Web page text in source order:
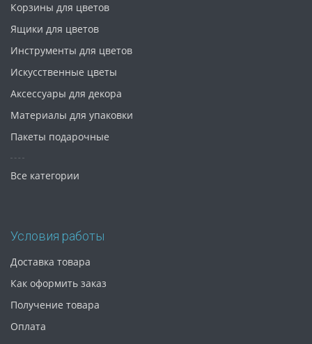
Корзины для цветов
Ящики для цветов
Инструменты для цветов
Искусственные цветы
Аксессуары для декора
Материалы для упаковки
Пакеты подарочные
Все категории
Условия работы
Доставка товара
Как оформить заказ
Получение товара
Оплата